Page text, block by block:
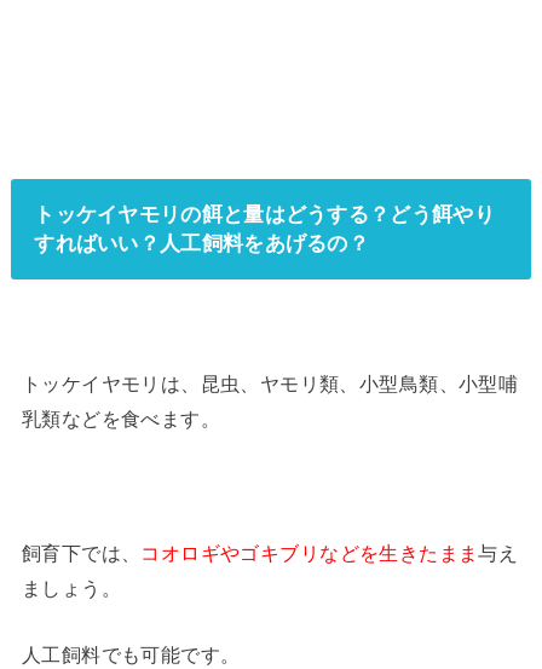
トッケイヤモリの餌と量はどうする？どう餌やり
すればいい？人工飼料をあげるの？
トッケイヤモリは、昆虫、ヤモリ類、小型鳥類、小型哺
乳類などを食べます。
飼育下では、 コオロギやゴキブリなどを生きたまま与え
ましょう。
人工飼料でも可能です。